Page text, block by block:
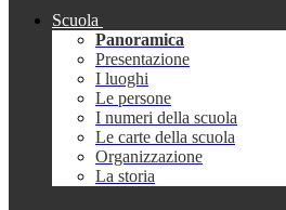
Scuola
Panoramica
Presentazione
I luoghi
Le persone
I numeri della scuola
Le carte della scuola
Organizzazione
La storia